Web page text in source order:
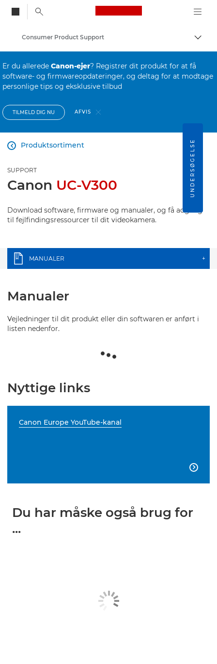
Canon Logo, back
Skift
Consumer Product Support
Er du allerede Canon-ejer? Registrer dit produkt for at få
software- og firmwareopdateringer, og deltag for at modtage
personlige tips og eksklusive tilbud
TILMELD DIG NU AFVIS
Produktsortiment

SUPPORT
Canon UC-V300
Download software, firmware og manualer, og få adgang
til fejlfindingsressourcer til dit videokamera.
MANUALER +
Manualer
Vejledninger til dit produkt eller din softwaren er anført i
listen nedenfor.
Nyttige links
Canon Europe YouTube-kanal

Du har måske også brug for
...
UNDERSØGELSE